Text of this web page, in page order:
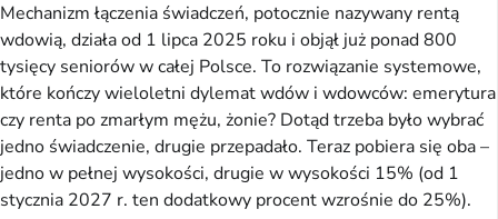
Mechanizm łączenia świadczeń, potocznie nazywany rentą
wdowią, działa od 1 lipca 2025 roku i objął już ponad 800
tysięcy seniorów w całej Polsce. To rozwiązanie systemowe,
które kończy wieloletni dylemat wdów i wdowców: emerytura
czy renta po zmarłym mężu, żonie? Dotąd trzeba było wybrać
jedno świadczenie, drugie przepadało. Teraz pobiera się oba –
jedno w pełnej wysokości, drugie w wysokości 15% (od 1
stycznia 2027 r. ten dodatkowy procent wzrośnie do 25%).